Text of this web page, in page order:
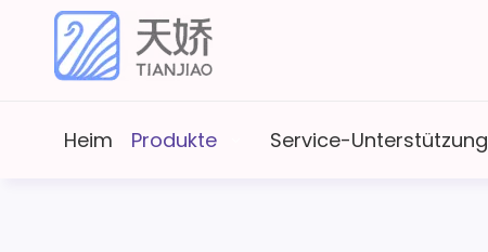
Heim Produkte Service-Unterstützung